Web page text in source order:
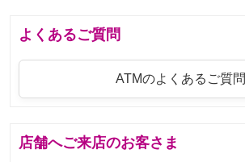
よくあるご質問
ATMのよくあるご質問
店舗へご来店のお客さま